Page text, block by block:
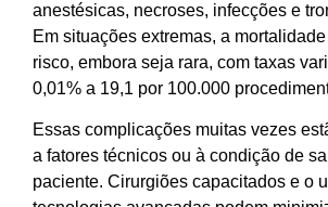
anestésicas, necroses, infecções e
Em situações extremas, a
risco, embora seja rara, com taxas
0,01% a 19,1 por 100.000
Essas complicações muitas vezes
a fatores técnicos ou à condição de
paciente. Cirurgiões capacitados e o